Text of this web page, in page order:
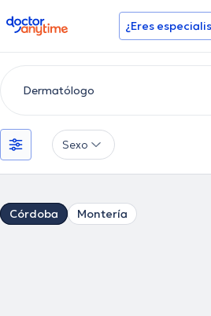
doctoranytime ¿Eres
Sexo
Córdoba Montería